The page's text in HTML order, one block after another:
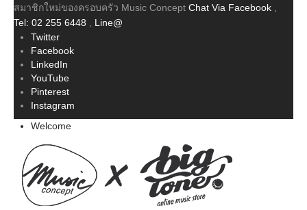
สมาชิกใหม่ของครอบครัว Music Concept Chat Via Facebook
Tel: 02 255 6448
Line@
Twitter
Facebook
LinkedIn
YouTube
Pinterest
Instagram
Welcome